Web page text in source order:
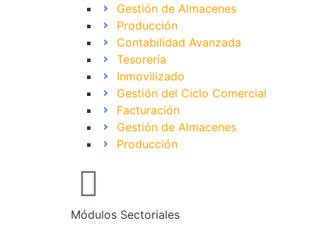
Gestión de Almacenes
Producción
Contabilidad Avanzada
Tesorería
Inmovilizado
Gestión del Ciclo Comercial
Facturación
Gestión de Almacenes
Producción
Módulos Sectoriales